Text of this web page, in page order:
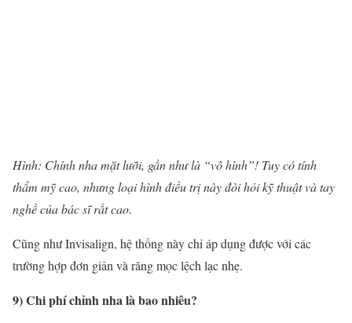
Hình: Chỉnh nhamặt lưỡi, gần như là “vô hình”! Tuy có tính
thẩm mỹ cao, nhưng loại hình điều trị này đòi hỏi kỹ thuật và tay
nghề của bác sĩ rất cao.
Cũng như Invisalign, hệ thống này chỉ áp dụng được với các
trường hợp đơn giản và răng mọc lệch lạc nhẹ.
9) Chi phíchỉnh nhalà bao nhiêu?